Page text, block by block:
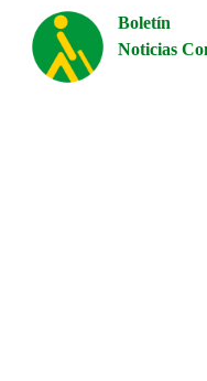
Boletín
Noticias